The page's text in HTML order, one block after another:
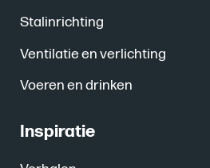
Stalinrichting
Ventilatie en verlichting
Voeren en drinken
Inspiratie